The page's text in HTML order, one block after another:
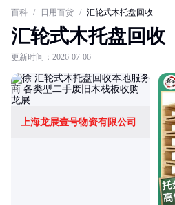
百科 / 日用百货 / 汇轮式木托盘回收
汇轮式木托盘回收
更新时间：2026-07-06
上海龙展壹号物资有限公司